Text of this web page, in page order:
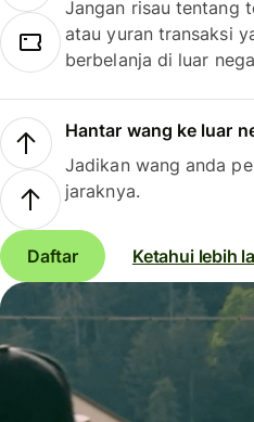
Jangan risau tentang
atau yuran transaksi
berbelanja di luar
Hantar wang ke luar
Jadikan wang anda
jaraknya.
Daftar Ketahui lebih